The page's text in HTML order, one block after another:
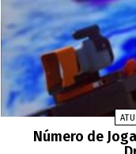
Número de